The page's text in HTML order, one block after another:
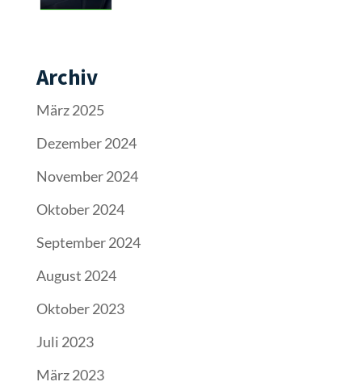
Archiv
März 2025
Dezember 2024
November 2024
Oktober 2024
September 2024
August 2024
Oktober 2023
Juli 2023
März 2023